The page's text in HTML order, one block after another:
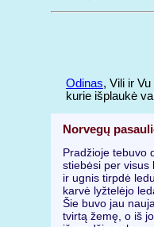
Odinas, Vili ir
kurie išplaukė
Norvegų
Pradžioje tebuvo
stiebėsi per visus
ir ugnis tirpdė
karvė lyžtelėjo
Šie buvo jau
tvirtą žemę, o iš